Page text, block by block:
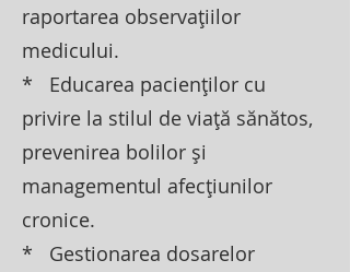
raportarea observațiilor
medicului.
* Educarea pacienților cu
privire la stilul de viață sănătos,
prevenirea bolilor și
managementul afecțiunilor
cronice.
* Gestionarea dosarelor